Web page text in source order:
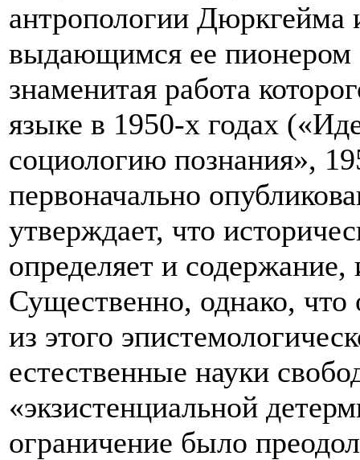
антропологии Дюркгейма
выдающимся ее
знаменитая работа
языке в 1950-х годах
социологию познания»,
первоначально
утверждает, что
определяет и
Существенно, однако,
из этого
естественные науки
«экзистенциальной
ограничение было